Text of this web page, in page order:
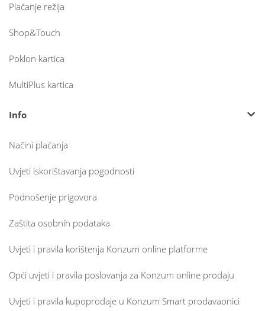
Plaćanje režija
Shop&Touch
Poklon kartica
MultiPlus kartica
Info
Načini plaćanja
Uvjeti iskorištavanja pogodnosti
Podnošenje prigovora
Zaštita osobnih podataka
Uvjeti i pravila korištenja Konzum online platforme
Opći uvjeti i pravila poslovanja za Konzum online prodaju
Uvjeti i pravila kupoprodaje u Konzum Smart prodavaonici